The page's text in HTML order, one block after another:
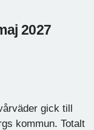
2027
gick till
kommun. Totalt